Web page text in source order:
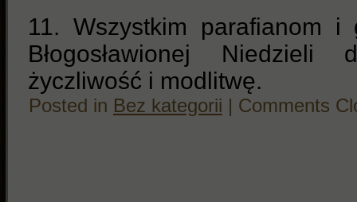
11. Wszystkim parafianom
Błogosławionej
życzliwość i modlitwę.
Posted in Bez kategorii Comments